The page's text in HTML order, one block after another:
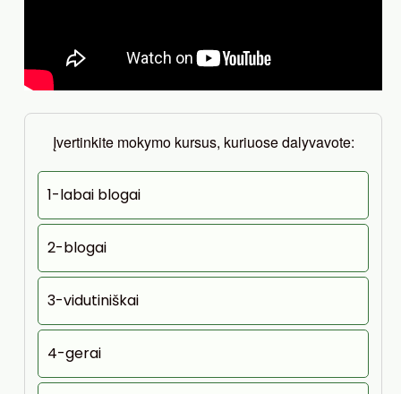
Įvertinkite mokymo kursus, kuriuose dalyvavote:
1-labai blogai
2-blogai
3-vidutiniškai
4-gerai